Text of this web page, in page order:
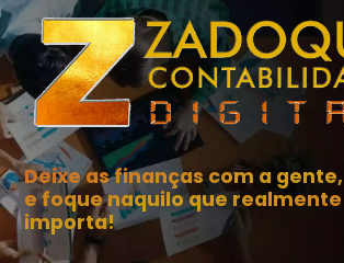
Deixe as finanças com a gente,
e foque naquilo que realmente
importa!